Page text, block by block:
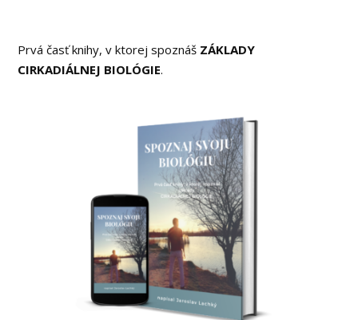
Prvá časť knihy, v ktorej spoznáš ZÁKLADY
CIRKADIÁLNEJ BIOLÓGIE.